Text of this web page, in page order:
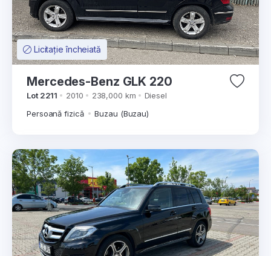
Licitație încheiată
Mercedes-Benz GLK 220
Lot 2211 2010 238,000 km
Diesel
Persoană fizică
Buzau (Buzau)